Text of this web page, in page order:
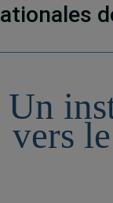
Un
vers